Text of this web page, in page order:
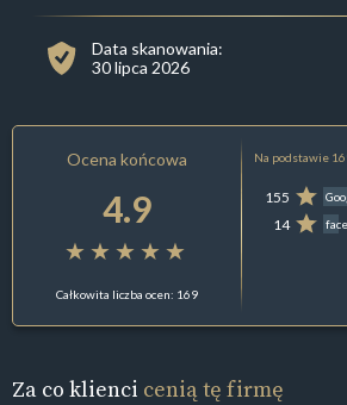
Data skanowania:
30 lipca 2026
Ocena końcowa
4.9
Całkowita liczba ocen: 169
Na podstawie
155
14
Za co klienci cenią tę firmę